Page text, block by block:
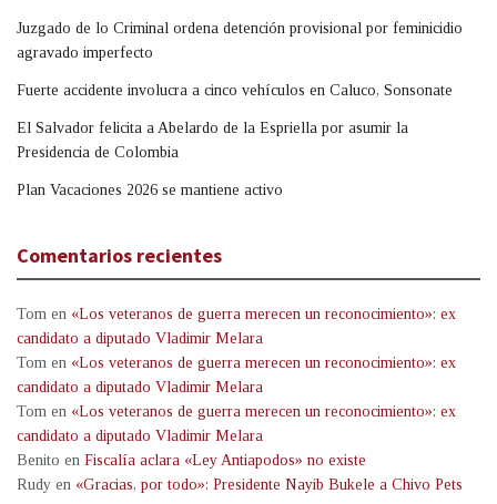
Juzgado de lo Criminal ordena detención provisional por feminicidio
agravado imperfecto
Fuerte accidente involucra a cinco vehículos en Caluco, Sonsonate
El Salvador felicita a Abelardo de la Espriella por asumir la
Presidencia de Colombia
Plan Vacaciones 2026 se mantiene activo
Comentarios recientes
Tom en «Los veteranos de guerra merecen un reconocimiento»: ex
candidato a diputado Vladimir Melara
Tom en «Los veteranos de guerra merecen un reconocimiento»: ex
candidato a diputado Vladimir Melara
Tom en «Los veteranos de guerra merecen un reconocimiento»: ex
candidato a diputado Vladimir Melara
Benito en Fiscalía aclara «Ley Antiapodos» no existe
Rudy en «Gracias, por todo»: Presidente Nayib Bukele a Chivo Pets